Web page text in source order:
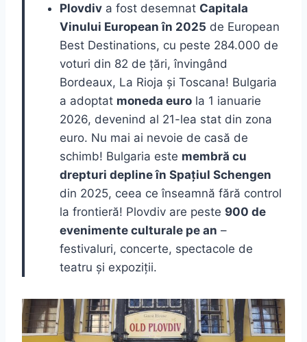
Plovdiv a fost desemnat Capitala
Vinului European în 2025 de European
Best Destinations, cu peste 284.000 de
voturi din 82 de țări, învingând
Bordeaux, La Rioja și Toscana! Bulgaria
a adoptat moneda euro la 1 ianuarie
2026, devenind al 21-lea stat din zona
euro. Nu mai ai nevoie de casă de
schimb! Bulgaria este membră cu
drepturi depline în Spațiul Schengen
din 2025, ceea ce înseamnă fără control
la frontieră! Plovdiv are peste 900 de
evenimente culturale pe an –
festivaluri, concerte, spectacole de
teatru și expoziții.